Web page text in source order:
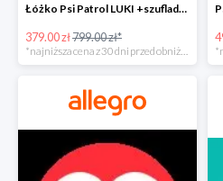
Łóżko Psi Patrol LUKI +szuflada+materac+grafika -52%
379.00 zł799.00 zł*